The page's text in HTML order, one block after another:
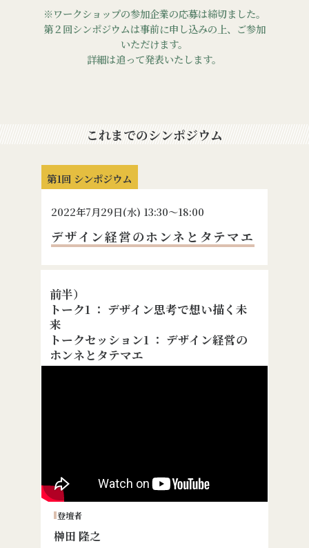
※ワークショップの参加企業の応募は締切ました。
第２回シンポジウムは事前に申し込みの上、ご参加
いただけます。
詳細は追って発表いたします。
これまでのシンポジウム
第1回 シンポジウム
2022年7月29日(水) 13:30〜18:00
デザイン経営のホンネとタテマエ
前半）
トーク1 ： デザイン思考で想い描く未
来
トークセッション1 ： デザイン経営の
ホンネとタテマエ
登壇者
榊󠄀田 隆之